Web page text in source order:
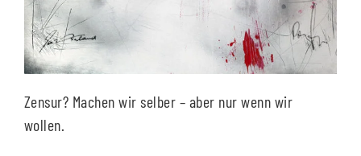
Zensur? Machen wir selber – aber nur wenn wir
wollen.